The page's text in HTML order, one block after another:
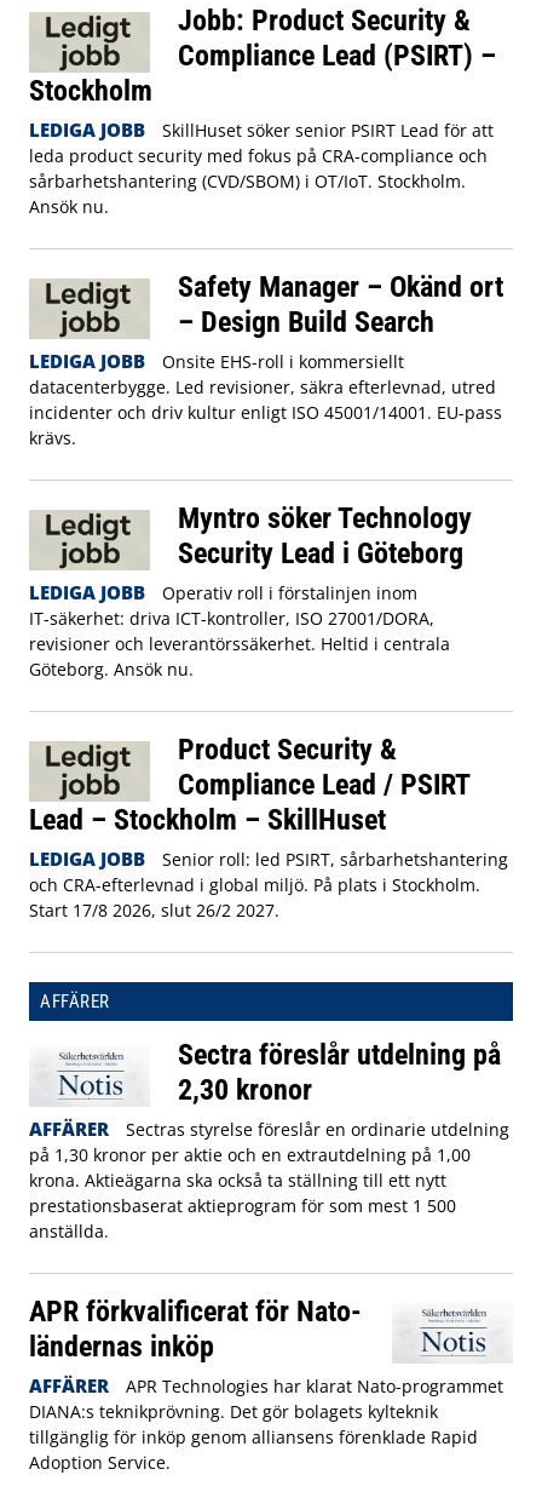
Jobb: Product Security &
Compliance Lead (PSIRT) –
Stockholm
LEDIGA JOBB
SkillHuset söker senior PSIRT Lead för att
leda product security med fokus på CRA‑compliance och
sårbarhetshantering (CVD/SBOM) i OT/IoT. Stockholm.
Ansök nu.
Safety Manager – Okänd ort
– Design Build Search
LEDIGA JOBB
Onsite EHS-roll i kommersiellt
datacenterbygge. Led revisioner, säkra efterlevnad, utred
incidenter och driv kultur enligt ISO 45001/14001. EU-pass
krävs.
Myntro söker Technology
Security Lead i Göteborg
LEDIGA JOBB
Operativ roll i förstalinjen inom
IT‑säkerhet: driva ICT‑kontroller, ISO 27001/DORA,
revisioner och leverantörssäkerhet. Heltid i centrala
Göteborg. Ansök nu.
Product Security &
Compliance Lead / PSIRT
Lead – Stockholm – SkillHuset
LEDIGA JOBB
Senior roll: led PSIRT, sårbarhetshantering
och CRA-efterlevnad i global miljö. På plats i Stockholm.
Start 17/8 2026, slut 26/2 2027.
AFFÄRER
Sectra föreslår utdelning på
2,30 kronor
AFFÄRER
Sectras styrelse föreslår en ordinarie utdelning
på 1,30 kronor per aktie och en extrautdelning på 1,00
krona. Aktieägarna ska också ta ställning till ett nytt
prestationsbaserat aktieprogram för som mest 1 500
anställda.
APR förkvalificerat för Nato-
ländernas inköp
AFFÄRER
APR Technologies har klarat Nato-programmet
DIANA:s teknikprövning. Det gör bolagets kylteknik
tillgänglig för inköp genom alliansens förenklade Rapid
Adoption Service.